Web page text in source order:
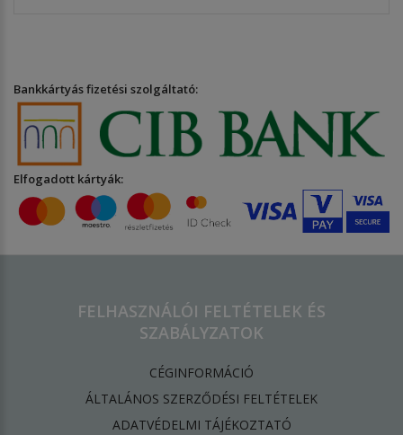
Bankkártyás fizetési szolgáltató:
Elfogadott kártyák:
FELHASZNÁLÓI FELTÉTELEK ÉS
SZABÁLYZATOK
CÉGINFORMÁCIÓ
ÁLTALÁNOS SZERZŐDÉSI FELTÉTELEK
ADATVÉDELMI TÁJÉKOZTATÓ